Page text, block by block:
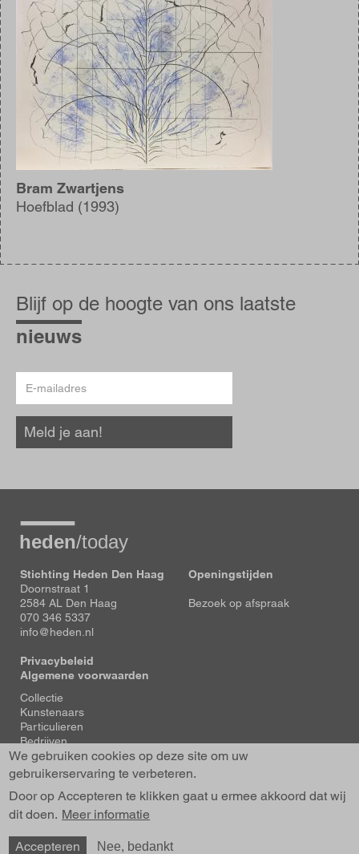
Bram Zwartjens
Hoefblad (1993)
op
de
hoogte
Blijf op de hoogte van ons laatste
nieuws
mailadres
Meld je aan!
Stichting Heden Den Haag
Doornstraat 1
2584 AL Den Haag
070 346 5337
info@heden.nl
Privacybeleid
Algemene voorwaarden
Openingstijden
Bezoek op afspraak
Voet
Collectie
Kunstenaars
Particulieren
Bedrijven
Tentoonstellingen
Actueel
About us
Contact
We gebruiken cookies op deze site om uw
gebruikerservaring te verbeteren.
Door op Accepteren te klikken gaat u ermee akkoord dat wij
dit doen. Meer informatie
Accepteren Nee, bedankt